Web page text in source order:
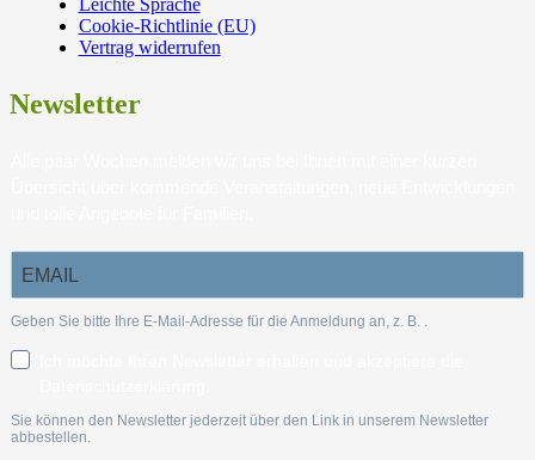
Leichte Sprache
Cookie-Richtlinie (EU)
Vertrag widerrufen
Newsletter
Geben Sie bitte Ihre E-Mail-Adresse für die Anmeldung an, z. B. .
Sie können den Newsletter jederzeit über den Link in unserem Newsletter
abbestellen.